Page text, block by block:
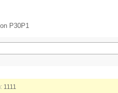
P30P1
1111